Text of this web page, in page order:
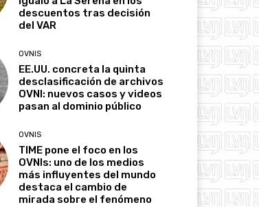
descuentos tras decisión
del VAR
OVNIS
EE.UU. concreta la quinta
desclasificación de archivos
OVNI: nuevos casos y videos
pasan al dominio público
OVNIS
TIME pone el foco en los
OVNIs: uno de los medios
más influyentes del mundo
destaca el cambio de
mirada sobre el fenómeno